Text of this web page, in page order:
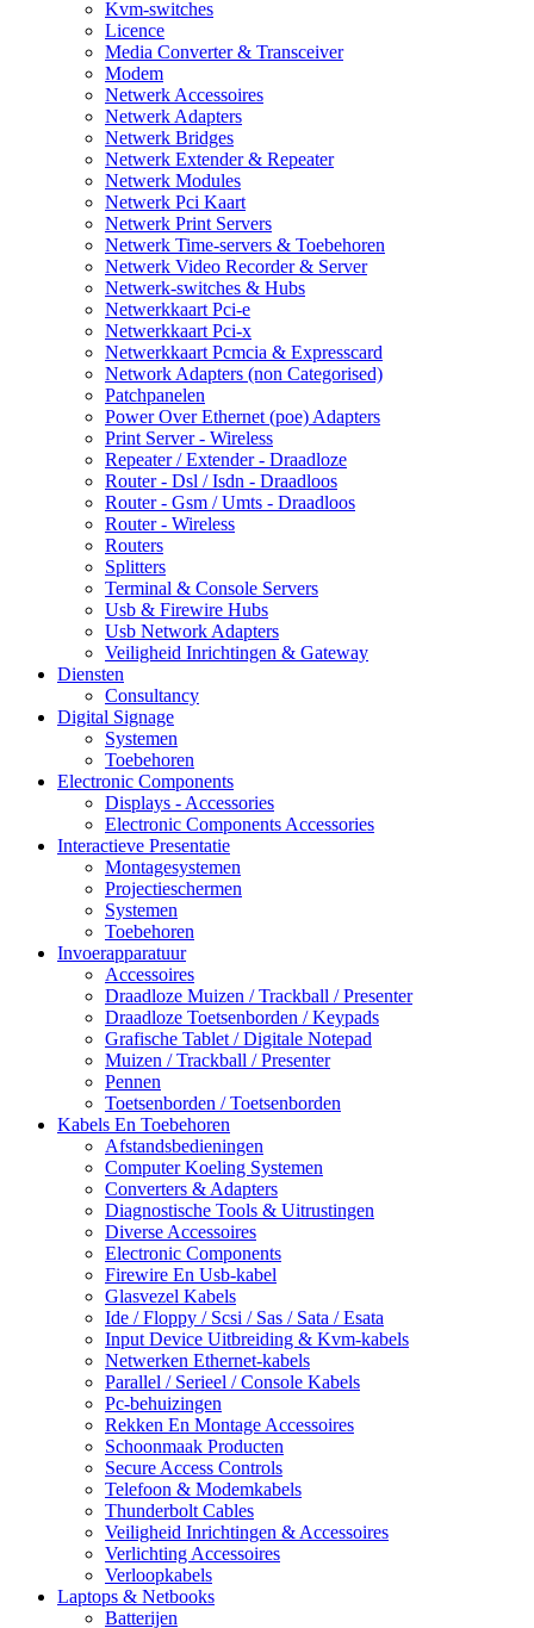
Kvm-switches
Licence
Media Converter & Transceiver
Modem
Netwerk Accessoires
Netwerk Adapters
Netwerk Bridges
Netwerk Extender & Repeater
Netwerk Modules
Netwerk Pci Kaart
Netwerk Print Servers
Netwerk Time-servers & Toebehoren
Netwerk Video Recorder & Server
Netwerk-switches & Hubs
Netwerkkaart Pci-e
Netwerkkaart Pci-x
Netwerkkaart Pcmcia & Expresscard
Network Adapters (non Categorised)
Patchpanelen
Power Over Ethernet (poe) Adapters
Print Server - Wireless
Repeater / Extender - Draadloze
Router - Dsl / Isdn - Draadloos
Router - Gsm / Umts - Draadloos
Router - Wireless
Routers
Splitters
Terminal & Console Servers
Usb & Firewire Hubs
Usb Network Adapters
Veiligheid Inrichtingen & Gateway
Diensten
Consultancy
Digital Signage
Systemen
Toebehoren
Electronic Components
Displays - Accessories
Electronic Components Accessories
Interactieve Presentatie
Montagesystemen
Projectieschermen
Systemen
Toebehoren
Invoerapparatuur
Accessoires
Draadloze Muizen / Trackball / Presenter
Draadloze Toetsenborden / Keypads
Grafische Tablet / Digitale Notepad
Muizen / Trackball / Presenter
Pennen
Toetsenborden / Toetsenborden
Kabels En Toebehoren
Afstandsbedieningen
Computer Koeling Systemen
Converters & Adapters
Diagnostische Tools & Uitrustingen
Diverse Accessoires
Electronic Components
Firewire En Usb-kabel
Glasvezel Kabels
Ide / Floppy / Scsi / Sas / Sata / Esata
Input Device Uitbreiding & Kvm-kabels
Netwerken Ethernet-kabels
Parallel / Serieel / Console Kabels
Pc-behuizingen
Rekken En Montage Accessoires
Schoonmaak Producten
Secure Access Controls
Telefoon & Modemkabels
Thunderbolt Cables
Veiligheid Inrichtingen & Accessoires
Verlichting Accessoires
Verloopkabels
Laptops & Netbooks
Batterijen